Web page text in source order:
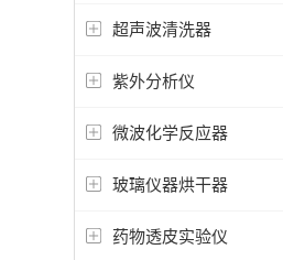
超声波清洗器
紫外分析仪
微波化学反应器
玻璃仪器烘干器
药物透皮实验仪